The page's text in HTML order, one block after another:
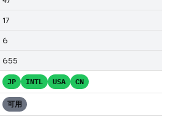
17
6
655
JP INTL USA CN
可用